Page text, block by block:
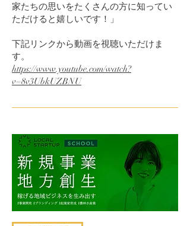
家たちの思いをたくさんの方に知ってい
ただけると嬉しいです！」
下記リンクから動画を視聴いただけま
す。
https://www.youtube.com/watch?
v=8v3UbkUZBNU